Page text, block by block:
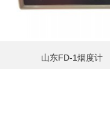
山东FD-1烟度计